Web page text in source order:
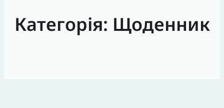
Категорія: Щоденник